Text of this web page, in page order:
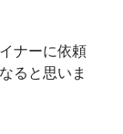
ナーに依頼
ると思いま